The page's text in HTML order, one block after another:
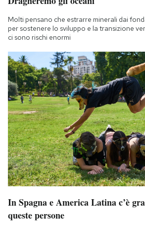
Molti pensano che estrarre minerali dai
per sostenere lo sviluppo e la transizione
ci sono rischi enormi
In Spagna e America Latina c’è
queste persone